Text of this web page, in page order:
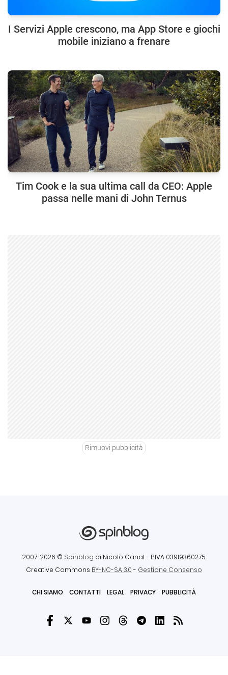
I Servizi Apple crescono, ma App Store e giochi
mobile iniziano a frenare
Tim Cook e la sua ultima call da CEO: Apple
passa nelle mani di John Ternus
Rimuovi pubblicità
2007-2026 © Spinblog di Nicolò Canal - P.IVA 03919360275
Creative Commons BY-NC-SA 3.0- Gestione Consenso
CHI SIAMO CONTATTI LEGAL PRIVACY PUBBLICITÀ